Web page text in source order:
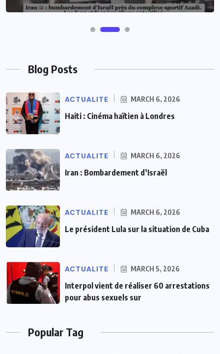
Blog Posts
ACTUALITE MARCH 6, 2026
Haiti : Cinéma haïtien à Londres
ACTUALITE MARCH 6, 2026
Iran : Bombardement d’Israël
ACTUALITE MARCH 6, 2026
Le président Lula sur la situation de Cuba
ACTUALITE MARCH 5, 2026
Interpol vient de réaliser 60 arrestations
pour abus sexuels sur
Popular Tag